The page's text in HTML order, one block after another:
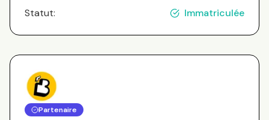
Statut:
Immatriculée
Partenaire